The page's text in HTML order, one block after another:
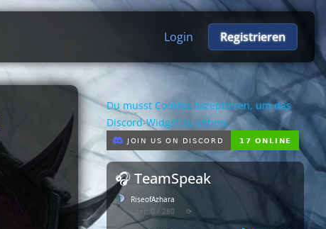
Login Registrieren
Du musst Cookies akzeptieren, um das
Discord-Widget zu sehen.
🎧 TeamSpeak
RiseofAzhara
User: 0 / 280
⟳ ◌